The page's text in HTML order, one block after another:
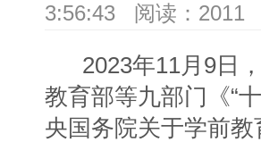
3:56:43 阅读：2011
2023年11月9日，
教育部等九部门《“
央国务院关于学前